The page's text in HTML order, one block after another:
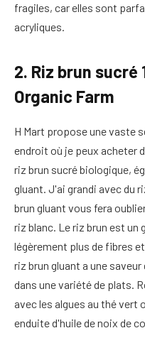
fragiles, car elles sont
acryliques.
2. Riz brun sucré
Organic Farm
H Mart propose une vaste
endroit où je peux acheter
riz brun sucré biologique,
gluant. J'ai grandi avec du
brun gluant vous fera
riz blanc. Le riz brun est
légèrement plus de fibres
riz brun gluant a une
dans une variété de plats.
avec les algues au thé vert
enduite d'huile de noix de